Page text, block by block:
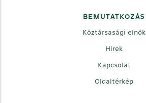
BEMUTATKOZÁS
Köztársasági elnök
Hírek
Kapcsolat
Oldaltérkép